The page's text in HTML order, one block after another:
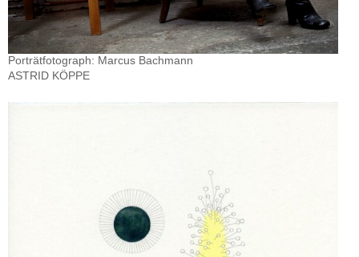
Porträtfotograph: Marcus Bachmann
ASTRID KÖPPE